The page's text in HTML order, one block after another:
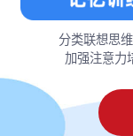
分类联想思
加强注意力